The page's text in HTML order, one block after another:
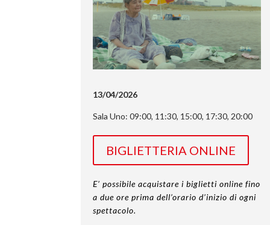
13/04/2026
Sala Uno: 09:00, 11:30, 15:00, 17:30, 20:00
BIGLIETTERIA ONLINE
E’ possibile acquistare i biglietti online fino
a due ore prima dell’orario d’inizio di ogni
spettacolo.